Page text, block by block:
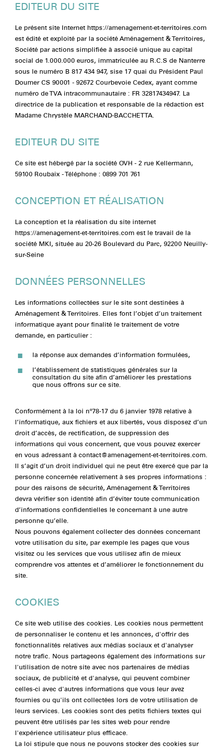
EDITEUR DU SITE
Le présent site Internet https://amenagement-et-territoires.com
est édité et exploité par la société Aménagement & Territoires,
Société par actions simplifiée à associé unique au capital
social de 1.000.000 euros, immatriculée au R.C.S de Nanterre
sous le numéro B 817 434 947, sise 17 quai du Président Paul
Doumer CS 90001 - 92672 Courbevoie Cedex, ayant comme
numéro de TVA intracommunautaire : FR 32817434947. La
directrice de la publication et responsable de la rédaction est
Madame Chrystèle MARCHAND-BACCHETTA.
EDITEUR DU SITE
Ce site est hébergé par la société OVH - 2 rue Kellermann,
59100 Roubaix - Téléphone : 0899 701 761
CONCEPTION ET RÉALISATION
La conception et la réalisation du site internet
https://amenagement-et-territoires.com est le travail de la
société MKI, située au 20-26 Boulevard du Parc, 92200 Neuilly-
sur-Seine
DONNÉES PERSONNELLES
Les informations collectées sur le site sont destinées à
Aménagement & Territoires. Elles font l’objet d’un traitement
informatique ayant pour finalité le traitement de votre
demande, en particulier :
la réponse aux demandes d’information formulées,
l’établissement de statistiques générales sur la
consultation du site afin d’améliorer les prestations
que nous offrons sur ce site.
Conformément à la loi nº78-17 du 6 janvier 1978 relative à
l’informatique, aux fichiers et aux libertés, vous disposez d’un
droit d’accès, de rectification, de suppression des
informations qui vous concernent, que vous pouvez exercer
en vous adressant à contact@amenagement-et-territoires.com.
Il s’agit d’un droit individuel qui ne peut être exercé que par la
personne concernée relativement à ses propres informations :
pour des raisons de sécurité, Aménagement & Territoires
devra vérifier son identité afin d’éviter toute communication
d’informations confidentielles le concernant à une autre
personne qu’elle.
Nous pouvons également collecter des données concernant
votre utilisation du site, par exemple les pages que vous
visitez ou les services que vous utilisez afin de mieux
comprendre vos attentes et d’améliorer le fonctionnement du
site.
COOKIES
Ce site web utilise des cookies. Les cookies nous permettent
de personnaliser le contenu et les annonces, d'offrir des
fonctionnalités relatives aux médias sociaux et d'analyser
notre trafic. Nous partageons également des informations sur
l'utilisation de notre site avec nos partenaires de médias
sociaux, de publicité et d'analyse, qui peuvent combiner
celles-ci avec d'autres informations que vous leur avez
fournies ou qu'ils ont collectées lors de votre utilisation de
leurs services. Les cookies sont des petits fichiers textes qui
peuvent être utilisés par les sites web pour rendre
l'expérience utilisateur plus efficace.
La loi stipule que nous ne pouvons stocker des cookies sur